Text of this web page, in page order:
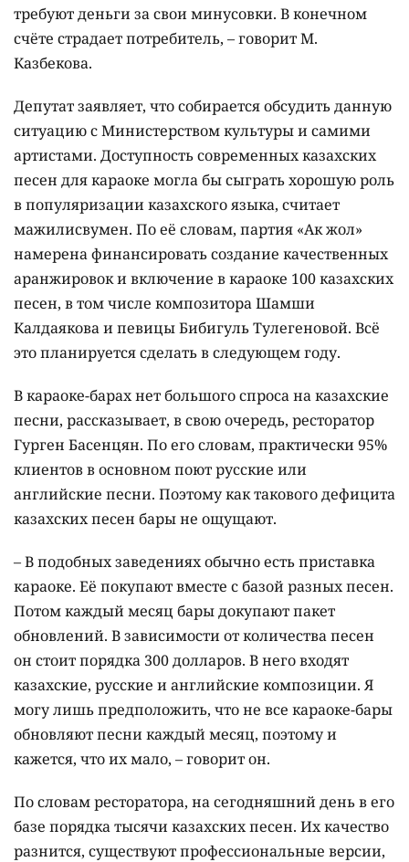
требуют деньги за свои минусовки. В конечном
счёте страдает потребитель, – говорит М.
Казбекова.
Депутат заявляет, что собирается обсудить данную
ситуацию с Министерством культуры и самими
артистами. Доступность современных казахских
песен для караоке могла бы сыграть хорошую роль
в популяризации казахского языка, считает
мажилисвумен. По её словам, партия «Ак жол»
намерена финансировать создание качественных
аранжировок и включение в караоке 100 казахских
песен, в том числе композитора Шамши
Калдаякова и певицы Бибигуль Тулегеновой. Всё
это планируется сделать в следующем году.
В караоке-барах нет большого спроса на казахские
песни, рассказывает, в свою очередь, ресторатор
Гурген Басенцян. По его словам, практически 95%
клиентов в основном поют русские или
английские песни. Поэтому как такового дефицита
казахских песен бары не ощущают.
– В подобных заведениях обычно есть приставка
караоке. Её покупают вместе с базой разных песен.
Потом каждый месяц бары докупают пакет
обновлений. В зависимости от количества песен
он стоит порядка 300 долларов. В него входят
казахские, русские и английские композиции. Я
могу лишь предположить, что не все караоке-бары
обновляют песни каждый месяц, поэтому и
кажется, что их мало, – говорит он.
По словам ресторатора, на сегодняшний день в его
базе порядка тысячи казахских песен. Их качество
разнится, существуют профессиональные версии,